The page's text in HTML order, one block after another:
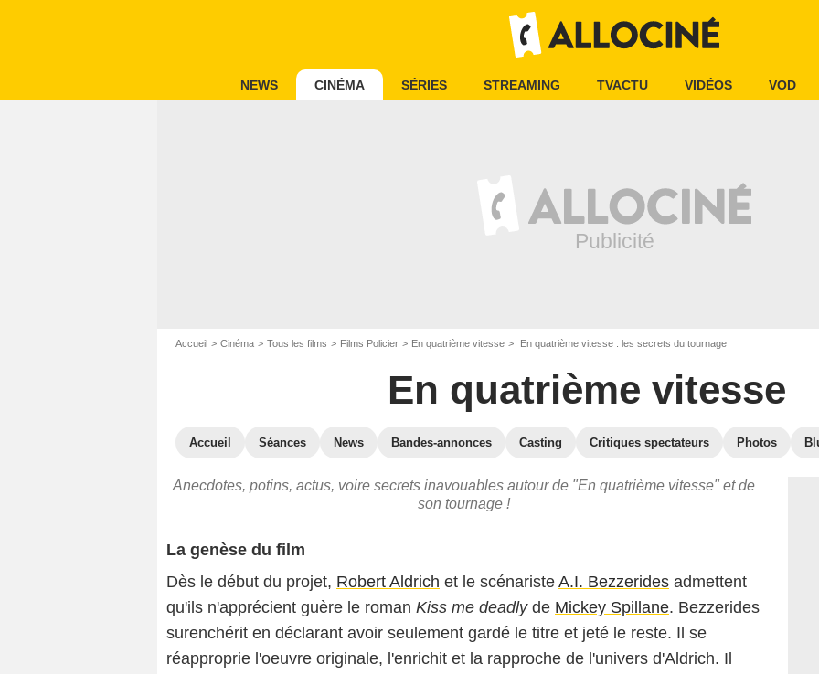
NEWS CINÉMA SÉRIES STREAMING TVACTU VIDÉOS VOD
Accueil Cinéma Tous les films Films Policier En quatrième vitesse En quatrième vitesse : les secrets du tournage
En quatrième vitesse
Accueil Séances News Bandes-annonces Casting Critiques spectateurs Photos
Anecdotes, potins, actus, voire secrets inavouables autour de "En quatrième vitesse" et de
son tournage !
La genèse du film
Dès le début du projet, Robert Aldrich et le scénariste A.I. Bezzerides admettent
qu'ils n'apprécient guère le roman Kiss me deadlyde Mickey Spillane. Bezzerides
surenchérit en déclarant avoir seulement gardé le titre et jeté le reste. Il se
réapproprie l'oeuvre originale, l'enrichit et la rapproche de l'univers d'Aldrich. Il